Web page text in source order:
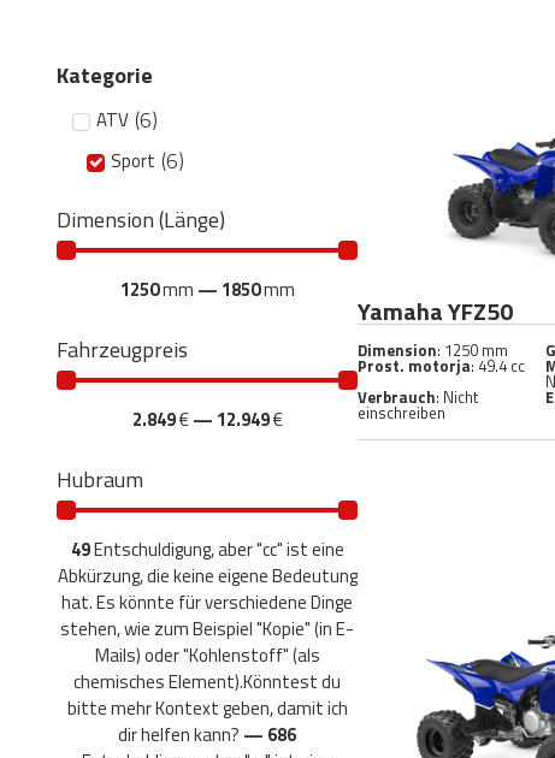
Kategorie
ATV (6)
Sport (6)
Dimension (Länge)
1250mm — 1850mm
Fahrzeugpreis
2.849€— 12.949€
Hubraum
49Entschuldigung, aber "cc" ist eine
Abkürzung, die keine eigene Bedeutung
hat. Es könnte für verschiedene Dinge
stehen, wie zum Beispiel "Kopie" (in E-
Mails) oder "Kohlenstoff" (als
chemisches Element).Könntest du
bitte mehr Kontext geben, damit ich
dir helfen kann? — 686
Yamaha YFZ50
Dimension: 1250 mm
Prost. motorja: 49.4 cc
Verbrauch: Nicht
einschreiben